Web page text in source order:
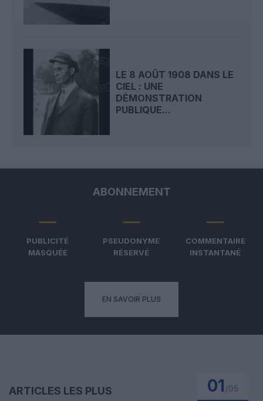
LE 8 AOÛT 1908 DANS LE
CIEL : UNE
DÉMONSTRATION
PUBLIQUE...
ABONNEMENT
PUBLICITÉ
MASQUÉE
PSEUDONYME
RÉSERVÉ
COMMENTAIRE
INSTANTANÉ
EN SAVOIR PLUS
ARTICLES LES PLUS
01